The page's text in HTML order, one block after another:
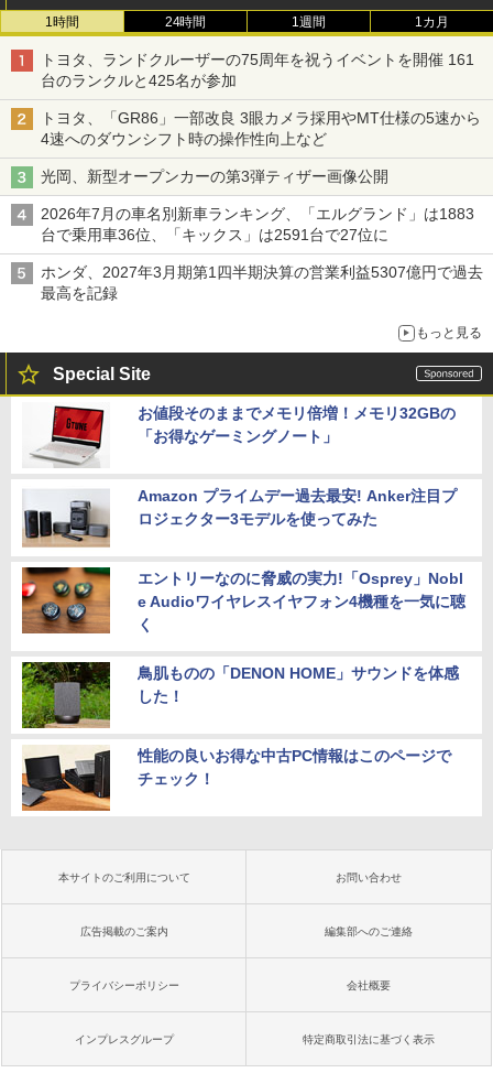
1時間 24時間 1週間 1カ月
トヨタ、ランドクルーザーの75周年を祝うイベントを開催 161
台のランクルと425名が参加
トヨタ、「GR86」一部改良 3眼カメラ採用やMT仕様の5速から
4速へのダウンシフト時の操作性向上など
光岡、新型オープンカーの第3弾ティザー画像公開
2026年7月の車名別新車ランキング、「エルグランド」は1883
台で乗用車36位、「キックス」は2591台で27位に
ホンダ、2027年3月期第1四半期決算の営業利益5307億円で過去
最高を記録
もっと見る
Special Site
お値段そのままでメモリ倍増！メモリ32GBの
「お得なゲーミングノート」
Amazon プライムデー過去最安! Anker注目プ
ロジェクター3モデルを使ってみた
エントリーなのに脅威の実力!「Osprey」Nobl
e Audioワイヤレスイヤフォン4機種を一気に聴
く
鳥肌ものの「DENON HOME」サウンドを体感
した！
性能の良いお得な中古PC情報はこのページで
チェック！
本サイトのご利用について お問い合わせ
広告掲載のご案内 編集部へのご連絡
プライバシーポリシー 会社概要
インプレスグループ 特定商取引法に基づく表示